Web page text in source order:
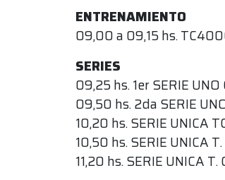
ENTRENAMIENTO
09,00 a 09,15 hs.
SERIES
09,25 hs. 1er SERIE
09,50 hs. 2da SERIE
10,20 hs. SERIE UNICA
10,50 hs. SERIE UNICA
11,20 hs. SERIE UNICA